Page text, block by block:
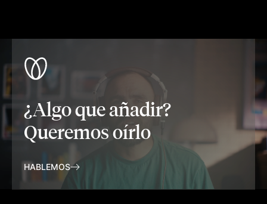
¿Algo que añadir?
Queremos oírlo
HABLEMOS